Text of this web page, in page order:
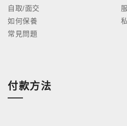
自取/面交
如何保養
常見問題
付款方法